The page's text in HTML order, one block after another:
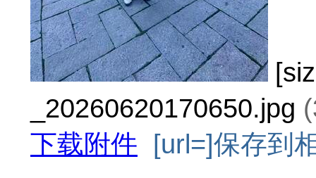
_20260620170650.jpg
下载附件 [url=]保存到